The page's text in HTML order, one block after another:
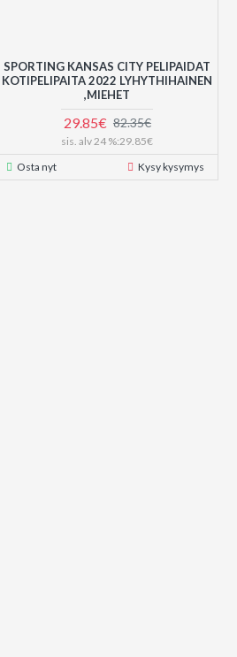
SPORTING KANSAS CITY PELIPAIDAT
KOTIPELIPAITA 2022 LYHYTHIHAINEN
,MIEHET
29.85€ 82.35€
sis. alv 24 %:29.85€
Osta nyt
Kysy kysymys